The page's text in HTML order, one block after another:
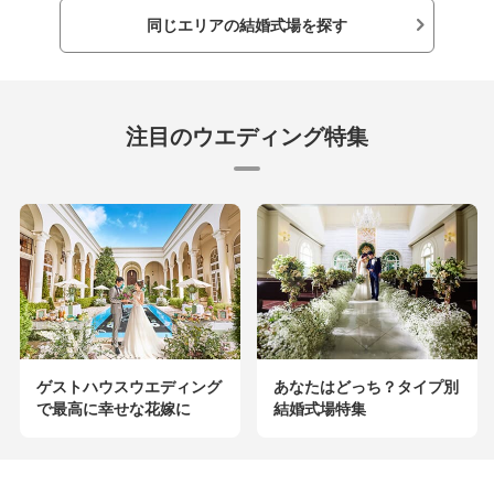
同じエリアの結婚式場を探す
注目のウエディング特集
ゲストハウスウエディング
で最高に幸せな花嫁に
あなたはどっち？タイプ別
結婚式場特集